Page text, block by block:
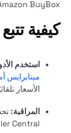
BuyBox.
كيفية
استخدم
ميتابرايس
الأسعار
المراقبة:
Central.